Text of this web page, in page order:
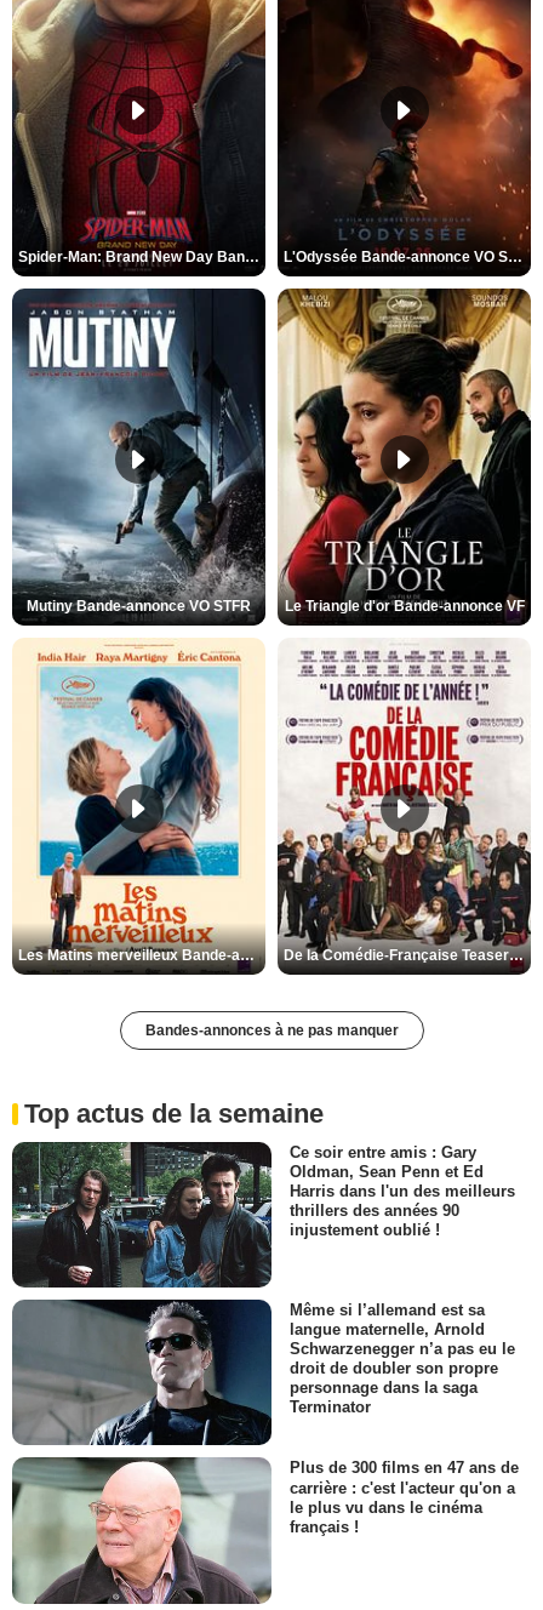
Spider-Man: Brand New Day Bande-annonce VO STFR L'Odyssée Bande-annonce VO STFR
Mutiny Bande-annonce VO STFR Le Triangle d'or Bande-annonce VF
Les Matins merveilleux Bande-annonce VF De la Comédie-Française Teaser VF
Bandes-annonces à ne pas manquer
Top actus de la semaine
Ce soir entre amis : Gary
Oldman, Sean Penn et Ed
Harris dans l'un des meilleurs
thrillers des années 90
injustement oublié !
Même si l’allemand est sa
langue maternelle, Arnold
Schwarzenegger n’a pas eu le
droit de doubler son propre
personnage dans la saga
Terminator
Plus de 300 films en 47 ans de
carrière : c'est l'acteur qu'on a
le plus vu dans le cinéma
français !